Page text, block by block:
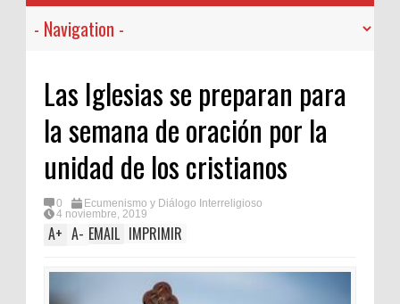
Las Iglesias se preparan para
la semana de oración por la
unidad de los cristianos
0
Ecumenismo y Diálogo Interreligioso
4 noviembre, 2019
A+ A- EMAIL IMPRIMIR